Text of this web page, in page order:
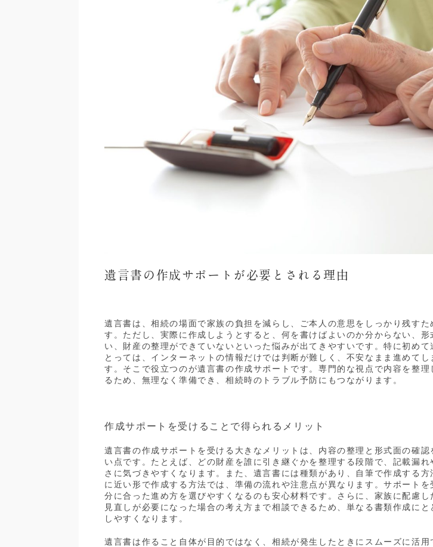
遺言書の作成サポートが必要とされる理由
遺言書は、相続の場面で家族の負担を減らし、ご本人の意思をしっかり残すた
す。ただし、実際に作成しようとすると、何を書けばよいのか分からない、形
い、財産の整理ができていないといった悩みが出てきやすいです。特に初めて
とっては、インターネットの情報だけでは判断が難しく、不安なまま進めてし
す。そこで役立つのが遺言書の作成サポートです。専門的な視点で内容を整理
るため、無理なく準備でき、相続時のトラブル予防にもつながります。
作成サポートを受けることで得られるメリット
遺言書の作成サポートを受ける大きなメリットは、内容の整理と形式面の確認
い点です。たとえば、どの財産を誰に引き継ぐかを整理する段階で、記載漏れ
さに気づきやすくなります。また、遺言書には種類があり、自筆で作成する方
に近い形で作成する方法では、準備の流れや注意点が異なります。サポートを
分に合った進め方を選びやすくなるのも安心材料です。さらに、家族に配慮し
見直しが必要になった場合の考え方まで相談できるため、単なる書類作成にと
しやすくなります。
遺言書は作ること自体が目的ではなく、相続が発生したときにスムーズに活用